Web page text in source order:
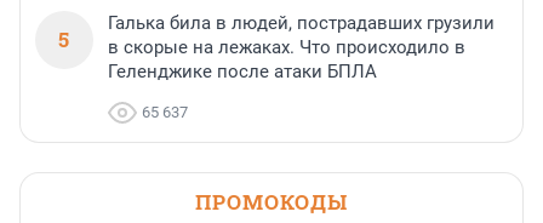
5
Галька била в людей, пострадавших грузили
в скорые на лежаках. Что происходило в
Геленджике после атаки БПЛА
65 637
ПРОМОКОДЫ